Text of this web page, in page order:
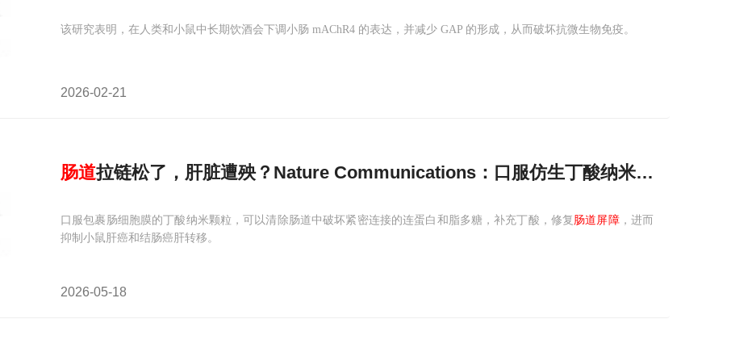
该研究表明，在人类和小鼠中长期饮酒会下调小肠 mAChR4 的表达，并减少 GAP 的形成，从而破坏抗微生物免疫。
2026-02-21
肠道拉链松了，肝脏遭殃？Nature Communications：口服仿生丁酸纳米颗粒修复
口服包裹肠细胞膜的丁酸纳米颗粒，可以清除肠道中破坏紧密连接的连蛋白和脂多糖，补充丁酸，修复 肠道屏障，进而
抑制小鼠肝癌和结肠癌肝转移。
2026-05-18